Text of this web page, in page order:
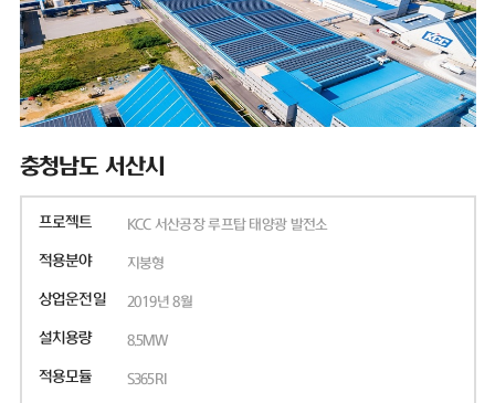
충청남도 서산시
프로젝트 KCC 서산공장 루프탑 태양광 발전소
적용분야 지붕형
상업운전일 2019년 8월
설치용량 8.5MW
적용모듈 S365RI